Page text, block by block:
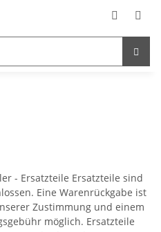
- Ersatzteile Ersatzteile sind
Eine Warenrückgabe ist
Zustimmung und einem
möglich. Ersatzteile